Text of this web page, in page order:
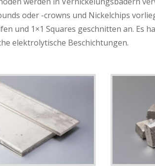
oder -crowns und Nickelchips
und 1×1 Squares geschnitten an. Es
elektrolytische Beschichtungen.